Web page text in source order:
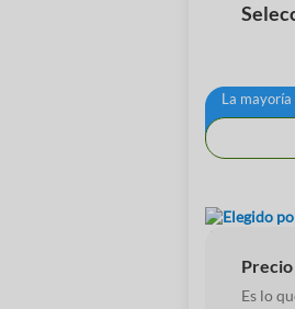
La
Elegido
Es lo